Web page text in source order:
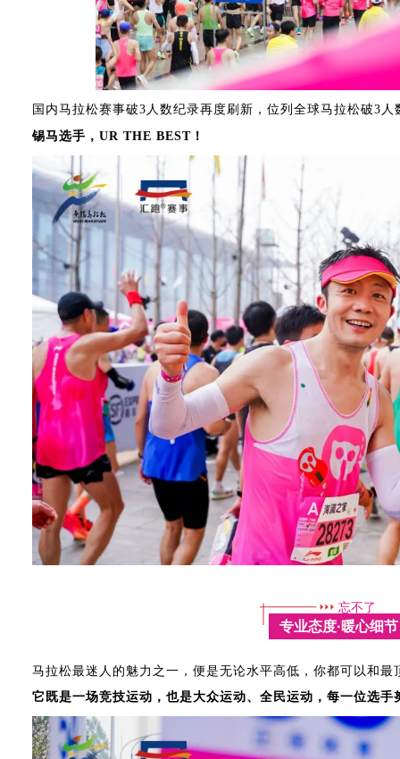
国内马拉松赛事破3人数纪录再度刷新，位列全球马拉松破3人
锡马选手，UR THE BEST！
忘不了
专业态度·暖心细节
马拉松最迷人的魅力之一，便是无论水平高低，你都可以和
它既是一场竞技运动，也是大众运动、全民运动，每一位选